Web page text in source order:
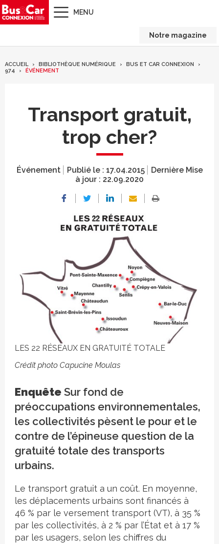
MENU
Notre magazine
ACCUEIL BIBLIOTHÈQUE NUMÉRIQUE
BUS ET CAR CONNEXION
974
ÉVÉNEMENT
Transport gratuit,
trop cher?
Événement Publié le : 17.04.2015
Dernière Mise
à jour : 22.09.2020
LES 22 RÉSEAUX EN GRATUITÉ TOTALE
Crédit photo Capucine Moulas
Enquête Sur fond de
préoccupations environnementales,
les collectivités pèsent le pour et le
contre de l’épineuse question de la
gratuité totale des transports
urbains.
Le transport gratuit a un coût. En moyenne,
les déplacements urbains sont financés à
46 % par le versement transport (VT), à 35 %
par les collectivités, à 2 % par l’État et à 17 %
par les usagers, selon les chiffres du